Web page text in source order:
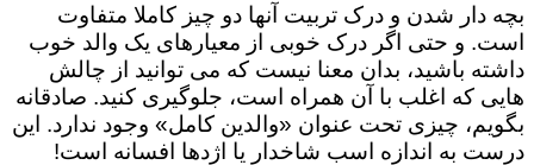
بچه دار شدن و درک تربیت آنها دو چیز کاملا متفاوت
است. و حتی اگر درک خوبی از معیارهای یک والد خوب
داشته باشید، بدان معنا نیست که می توانید از چالش
هایی که اغلب با آن همراه است، جلوگیری کنید. صادقانه
بگویم، چیزی تحت عنوان «والدین کامل» وجود ندارد. این
درست به اندازه اسب شاخدار یا اژدها افسانه است!